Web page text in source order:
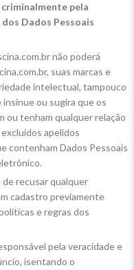
criminalmente pela
Dados Pessoais
não poderá
suas marcas e
intelectual, tampouco
ou sugira que os
ou tenham qualquer relação
apelidos
contenham Dados Pessoais
recusar qualquer
cadastro previamente
e regras dos
pela veracidade e
isentando o